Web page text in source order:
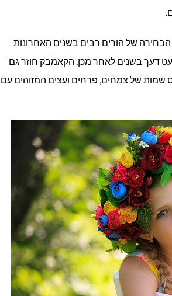
הבחירה של הורים רבים בשנים האחרונות
דעך בשנים לאחר מכן. הקאמבק חוזר גם
שמות של צמחים, פרחים ועצים המזוהים עם